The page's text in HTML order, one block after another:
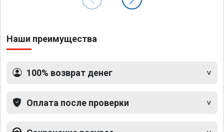
Наши преимущества
100% возврат денег
Оплата после проверки